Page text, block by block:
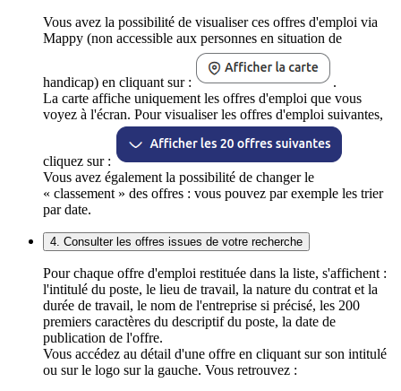
Vous avez la possibilité de visualiser ces offres d'emploi via
Mappy (non accessible aux personnes en situation de
handicap) en cliquant sur :
.
La carte affiche uniquement les offres d'emploi que vous
voyez à l'écran. Pour visualiser les offres d'emploi suivantes,
cliquez sur :
Vous avez également la possibilité de changer le
« classement » des offres : vous pouvez par exemple les trier
par date.
4. Consulter les offres issues de votre recherche
Pour chaque offre d'emploi restituée dans la liste, s'affichent :
l'intitulé du poste, le lieu de travail, la nature du contrat et la
durée de travail, le nom de l'entreprise si précisé, les 200
premiers caractères du descriptif du poste, la date de
publication de l'offre.
Vous accédez au détail d'une offre en cliquant sur son intitulé
ou sur le logo sur la gauche. Vous retrouvez :